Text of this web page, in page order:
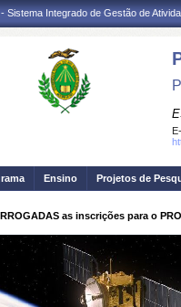
Sistema Integrado de Gestão de
Ensino Projetos de
as inscrições para o